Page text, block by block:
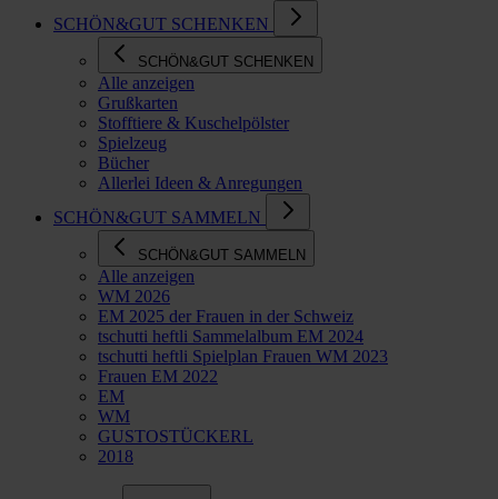
SCHÖN&GUT SCHENKEN
SCHÖN&GUT SCHENKEN
Alle anzeigen
Grußkarten
Stofftiere & Kuschelpölster
Spielzeug
Bücher
Allerlei Ideen & Anregungen
SCHÖN&GUT SAMMELN
SCHÖN&GUT SAMMELN
Alle anzeigen
WM 2026
EM 2025 der Frauen in der Schweiz
tschutti heftli Sammelalbum EM 2024
tschutti heftli Spielplan Frauen WM 2023
Frauen EM 2022
EM
WM
GUSTOSTÜCKERL
2018